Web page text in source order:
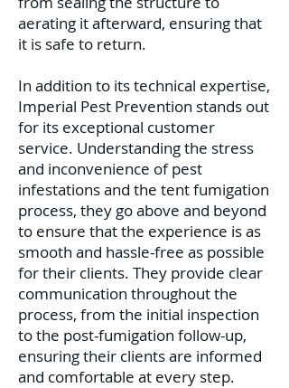
aerating it afterward, ensuring that
it is safe to return.
In addition to its technical expertise,
Imperial Pest Prevention stands out
for its exceptional customer
service. Understanding the stress
and inconvenience of pest
infestations and the tent fumigation
process, they go above and beyond
to ensure that the experience is as
smooth and hassle-free as possible
for their clients. They provide clear
communication throughout the
process, from the initial inspection
to the post-fumigation follow-up,
ensuring their clients are informed
and comfortable at every step.